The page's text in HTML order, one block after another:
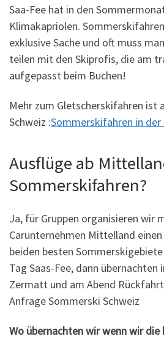
Saa-Fee hat in den
Klimakapriolen.
exklusive Sache und oft muss
teilen mit den Skiprofis, die am
aufgepasst beim Buchen!
Mehr zum Gletscherskifahren ist
Schweiz :Sommerskifahren in der
Ausflüge ab
Sommerskifahren?
Ja, für Gruppen organisieren wir
Carunternehmen Mittelland
beiden besten
Tag Saas-Fee, dann übernachten
Zermatt und am Abend
Anfrage Sommerski Schweiz
Wo übernachten wir wenn wir die